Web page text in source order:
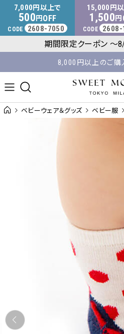
マタニティウェア・授乳服
7,000円以上で
500円OFF
CODE 2608-7050
15,000 円
1,500 円
CODE 2608-
期間限定クーポン ～
8,000円以上のご購
平日14時 / 土日祝12時まで
ベビーウェア＆グッズ ベビー服